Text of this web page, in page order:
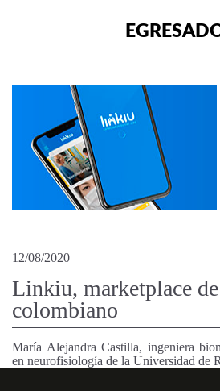
12/08/2020
Linkiu, marketplace
colombiano
María Alejandra Castilla, ingeniera
en neurofisiología de la Universidad de